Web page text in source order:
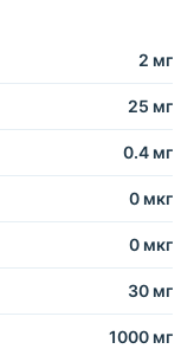
2 мг
25 мг
0.4 мг
0 мкг
0 мкг
30 мг
1000 мг